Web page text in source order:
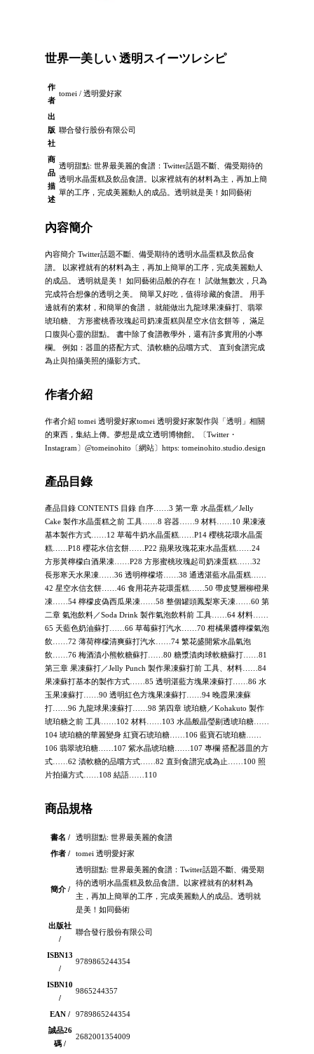
世界一美しい 透明スイーツレシピ
作
者
tomei / 透明愛好家
出
版
社
聯合發行股份有限公司
商
品
描
述
透明甜點: 世界最美麗的食譜：Twitter話題不斷、備受期待的
透明水晶蛋糕及飲品食譜。以家裡就有的材料為主，再加上簡
單的工序，完成美麗動人的成品。透明就是美！如同藝術
內容簡介
內容簡介 Twitter話題不斷、備受期待的透明水晶蛋糕及飲品食
譜。 以家裡就有的材料為主，再加上簡單的工序，完成美麗動人
的成品。 透明就是美！ 如同藝術品般的存在！ 試做無數次，只為
完成符合想像的透明之美。 簡單又好吃，值得珍藏的食譜。 用手
邊就有的素材，和簡單的食譜， 就能做出九龍球果凍蘇打、翡翠
琥珀糖、 方形蜜桃香玫瑰起司奶凍蛋糕與星空水信玄餅等， 滿足
口腹與心靈的甜點。 書中除了食譜教學外，還有許多實用的小專
欄。 例如：器皿的搭配方式、漬軟糖的品嚐方式、 直到食譜完成
為止與拍攝美照的攝影方式。
作者介紹
作者介紹 tomei 透明愛好家tomei 透明愛好家製作與「透明」相關
的東西，集結上傳。夢想是成立透明博物館。〔Twitter・
Instagram〕@tomeinohito〔網站〕https: tomeinohito.studio.design
產品目錄
產品目錄 CONTENTS 目錄 自序……3 第一章 水晶蛋糕／Jelly
Cake 製作水晶蛋糕之前 工具……8 容器……9 材料……10 果凍液
基本製作方式……12 草莓牛奶水晶蛋糕……P14 櫻桃花環水晶蛋
糕……P18 櫻花水信玄餅……P22 蘋果玫瑰花束水晶蛋糕……24
方形黃檸檬白酒果凍……P28 方形蜜桃玫瑰起司奶凍蛋糕……32
長形寒天水果凍……36 透明檸檬塔……38 通透湛藍水晶蛋糕……
42 星空水信玄餅……46 食用花卉花環蛋糕……50 帶皮雙層柳橙果
凍……54 檸檬皮偽西瓜果凍……58 整個罐頭鳳梨寒天凍……60 第
二章 氣泡飲料／Soda Drink 製作氣泡飲料前 工具……64 材料……
65 天藍色奶油蘇打……66 草莓蘇打汽水……70 柑橘果醬檸檬氣泡
飲……72 薄荷檸檬清爽蘇打汽水……74 繁花盛開紫水晶氣泡
飲……76 梅酒漬小熊軟糖蘇打……80 糖漿漬肉球軟糖蘇打……81
第三章 果凍蘇打／Jelly Punch 製作果凍蘇打前 工具、材料……84
果凍蘇打基本的製作方式……85 透明湛藍方塊果凍蘇打……86 水
玉果凍蘇打……90 透明紅色方塊果凍蘇打……94 晚霞果凍蘇
打……96 九龍球果凍蘇打……98 第四章 琥珀糖／Kohakuto 製作
琥珀糖之前 工具……102 材料……103 水晶般晶瑩剔透琥珀糖……
104 琥珀糖的華麗變身 紅寶石琥珀糖……106 藍寶石琥珀糖……
106 翡翠琥珀糖……107 紫水晶琥珀糖……107 專欄 搭配器皿的方
式……62 漬軟糖的品嚐方式……82 直到食譜完成為止……100 照
片拍攝方式……108 結語……110
商品規格
書名 /
透明甜點: 世界最美麗的食譜
作者 /
tomei 透明愛好家
簡介 /
透明甜點: 世界最美麗的食譜：Twitter話題不斷、備受期
待的透明水晶蛋糕及飲品食譜。以家裡就有的材料為
主，再加上簡單的工序，完成美麗動人的成品。透明就
是美！如同藝術
出版社
/
聯合發行股份有限公司
ISBN13
/
9789865244354
ISBN10
/
9865244357
EAN /
9789865244354
誠品26
碼 /
2682001354009